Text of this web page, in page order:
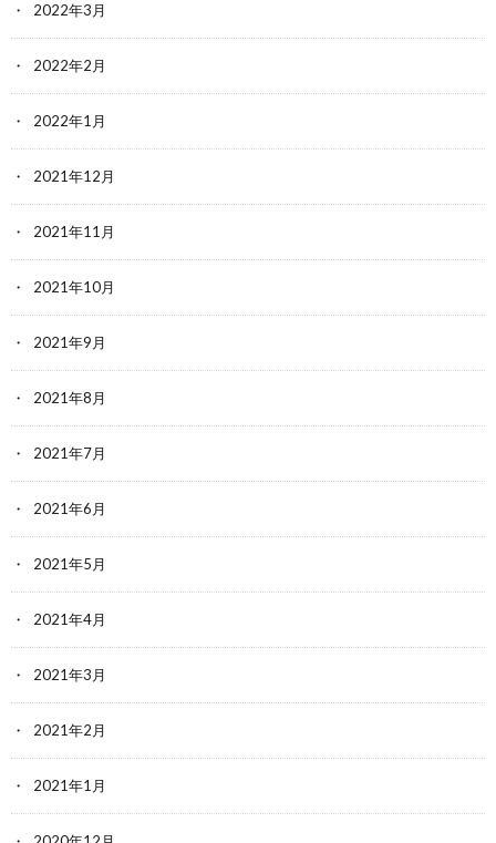
2022年3月
2022年2月
2022年1月
2021年12月
2021年11月
2021年10月
2021年9月
2021年8月
2021年7月
2021年6月
2021年5月
2021年4月
2021年3月
2021年2月
2021年1月